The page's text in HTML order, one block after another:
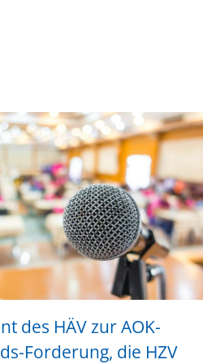
des HÄV zur AOK-
Forderung, die HZV